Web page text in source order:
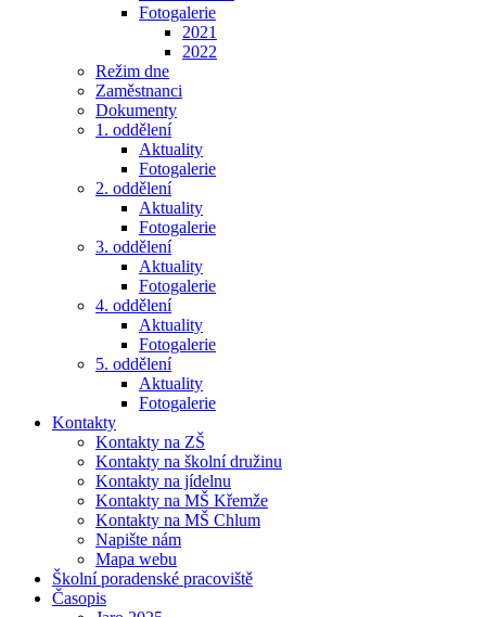
Fotogalerie
2021
2022
Režim dne
Zaměstnanci
Dokumenty
1. oddělení
Aktuality
Fotogalerie
2. oddělení
Aktuality
Fotogalerie
3. oddělení
Aktuality
Fotogalerie
4. oddělení
Aktuality
Fotogalerie
5. oddělení
Aktuality
Fotogalerie
Kontakty
Kontakty na ZŠ
Kontakty na školní družinu
Kontakty na jídelnu
Kontakty na MŠ Křemže
Kontakty na MŠ Chlum
Napište nám
Mapa webu
Školní poradenské pracoviště
Časopis